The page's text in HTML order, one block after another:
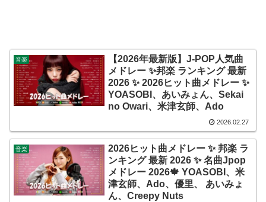
音楽
【2026年最新版】J-POP人気曲
メドレー ✨邦楽 ランキング 最新
2026 ✨ 2026ヒット曲メドレー ✨
YOASOBI、あいみょん、Sekai
no Owari、米津玄師、Ado
2026.02.27
音楽
2026ヒット曲メドレー ✨ 邦楽 ラ
ンキング 最新 2026 ✨ 名曲Jpop
メドレー 2026🍁 YOASOBI、米
津玄師、Ado、優里、 あいみょ
ん、Creepy Nuts